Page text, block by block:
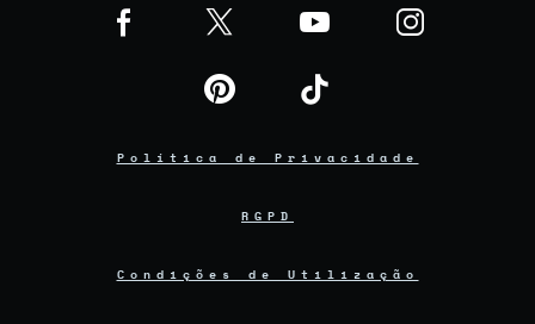
Política de Privacidade
RGPD
Condições de Utilização